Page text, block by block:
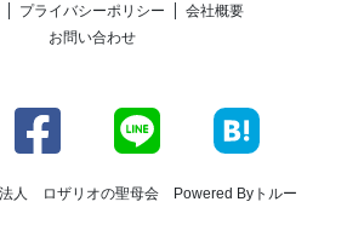
プライバシーポリシー
会社概要
お問い合わせ
人 ロザリオの聖母会 Powered Byトルー